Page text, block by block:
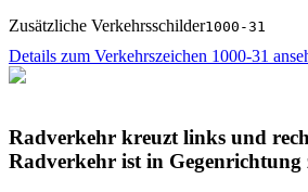
Zusätzliche Verkehrsschilder1000-31
Details zum Verkehrszeichen 1000-31
Radverkehr kreuzt links und
Radverkehr ist in Gegenrichtung